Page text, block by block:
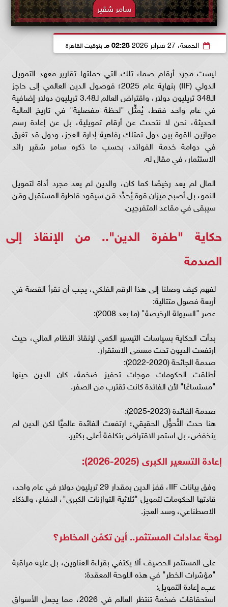
سامر شقير
الجمعة، 27 فبراير 2026 02:28 مـ بتوقيت القاهرة
ليست مجرد أرقام صماء تلك التي حملتها تقارير معهد التمويل
الدولي (IIF) بنهاية عام 2025؛ فوصول الدين العالمي إلى حاجز
الـ348 تريليون دولار، واقتراض العالم لـ3.48 تريليون دولار إضافية
في عام واحد فقط، يُمثِّل "لحظة مفصلية" في تاريخ المالية
الحديثة، نحن لا نتحدث عن أرقام تمويلية، بل عن إعادة رسم
موازين القوة بين دول تمتلك رفاهية إدارة العجز، ودول قد تغرق
في دوامة خدمة الفوائد، بحسب ما ذكره سامر شقير رائد
الاستثمار، في مقال له.
المال لم يعد رخيصًا كما كان، والدين لم يعد مجرد أداة لتمويل
النمو، بل أصبح ميزان قوة يُحدِّد مَن سيقود قاطرة المستقبل ومَن
سيبقى في مقاعد المتفرجين.
حكاية "طفرة الدين".. من الإنقاذ إلى
الصدمة
لفهم كيف وصلنا إلى هذا الرقم الفلكي، يجب أن نقرأ القصة في
أربعة فصول متتالية:
عصر "السيولة الرخيصة" (ما بعد 2008):
بدأت الحكاية بسياسات التيسير الكمي لإنقاذ النظام المالي، حيث
ارتفعت الديون تحت مسمى الاستقرار.
صدمة الجائحة (2020-2022):
أطلقت الحكومات موجات تحفيز ضخمة، كان الدين حينها
"مستساغًا" لأن الفائدة كانت تقترب من الصفر.
صدمة الفائدة (2023-2025):
هنا حدث التَّحوُّل الحقيقي؛ ارتفعت الفائدة عالميًّا لكن الدين لم
ينخفض، بل استمر الاقتراض بتكلفة أعلى بكثير.
إعادة التسعير الكبرى (2025-2026):
وفق بيانات IIF، قفز الدين بمقدار 29 تريليون دولار في عام واحد،
قادتها الحكومات لتمويل "ثلاثية التوازنات الكبرى"، الدفاع، والذكاء
الاصطناعي، وسد العجز.
لوحة عدادات المستثمر.. أين تكمُن المخاطر؟
على المستثمر الحصيف ألا يكتفي بقراءة العناوين، بل عليه مراقبة
"مؤشرات الخطر" في هذه اللوحة المعقدة:
عبء إعادة التمويل:
استحقاقات ضخمة تنتظر العالم في 2026، مما يجعل الأسواق